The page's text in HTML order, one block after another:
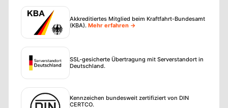
Akkreditiertes Mitglied beim Kraftfahrt-Bundesamt
(KBA). Mehr erfahren →
SSL-gesicherte Übertragung mit Serverstandort in
Deutschland.
Kennzeichen bundesweit zertifiziert von DIN
CERTCO.